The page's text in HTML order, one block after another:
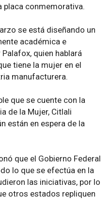
placa conmemorativa.
se está diseñando un
académica e
quien hablará
tiene la mujer en el
manufacturera.
que se cuente con la
de la Mujer, Citlali
están en espera de la
que el Gobierno Federal
lo que se efectúa en la
las iniciativas, por lo
otros estados repliquen